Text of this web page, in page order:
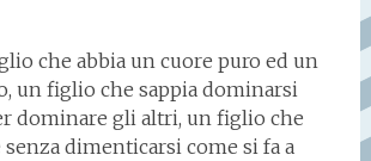
che abbia un cuore puro ed un
un figlio che sappia dominarsi
dominare gli altri, un figlio che
dimenticarsi come si fa a